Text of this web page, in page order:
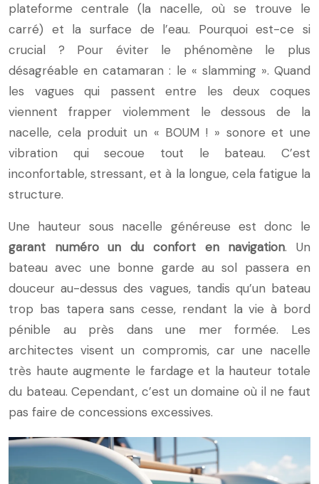
plateforme centrale (la nacelle, où se trouve le
carré) et la surface de l’eau. Pourquoi est-ce si
crucial ? Pour éviter le phénomène le plus
désagréable en catamaran : le « slamming ». Quand
les vagues qui passent entre les deux coques
viennent frapper violemment le dessous de la
nacelle, cela produit un « BOUM ! » sonore et une
vibration qui secoue tout le bateau. C’est
inconfortable, stressant, et à la longue, cela fatigue la
structure.
Une hauteur sous nacelle généreuse est donc le
garant numéro un du confort en navigation. Un
bateau avec une bonne garde au sol passera en
douceur au-dessus des vagues, tandis qu’un bateau
trop bas tapera sans cesse, rendant la vie à bord
pénible au près dans une mer formée. Les
architectes visent un compromis, car une nacelle
très haute augmente le fardage et la hauteur totale
du bateau. Cependant, c’est un domaine où il ne faut
pas faire de concessions excessives.